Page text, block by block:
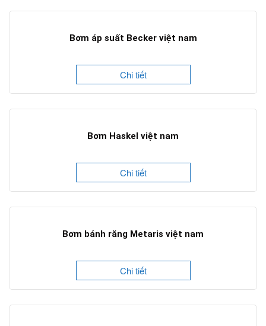
Bơm áp suất Becker việt nam
Chi tiết
Bơm Haskel việt nam
Chi tiết
Bơm bánh răng Metaris việt nam
Chi tiết